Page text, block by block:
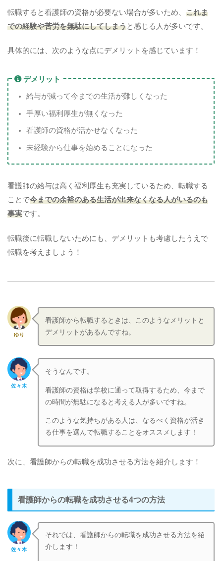
転職すると看護師の資格が必要ない場合が多いため、 これま
での経験や苦労を無駄にしてしまうと感じる人が多いです。
具体的には、次のような点にデメリットを感じています！
デメリット
給与が減って今までの生活が難しくなった
手厚い福利厚生が無くなった
看護師の資格が活かせなくなった
未経験から仕事を始めることになった
看護師の給与は高く福利厚生も充実しているため、転職する
ことで今までの余裕のある生活が出来なくなる人がいるのも
事実です。
転職後に転職しないためにも、デメリットも考慮したうえで
転職を考えましょう！
ゆり
看護師から転職するときは、このようなメリットと
デメリットがあるんですね。
佐々木
そうなんです。
看護師の資格は学校に通って取得するため、今まで
の時間が無駄になると考える人が多いですね。
このような気持ちがある人は、なるべく資格が活き
る仕事を選んで転職することをオススメします！
次に、看護師からの転職を成功させる方法を紹介します！
看護師からの転職を成功させる4つの方法
佐々木
それでは、看護師からの転職を成功させる方法を紹
介します！